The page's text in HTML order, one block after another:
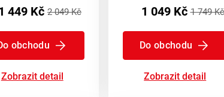
449 Kč 2 049 Kč
obchodu
Zobrazit detail
1 049 Kč 1 749 Kč
Do obchodu
Zobrazit detail